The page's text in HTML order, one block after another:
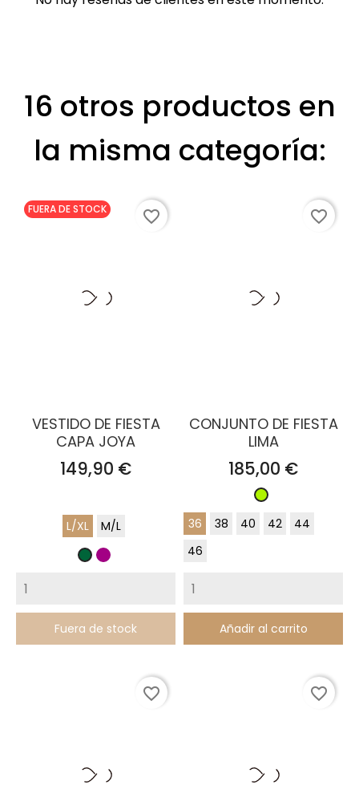
16 otros productos en
la misma categoría:
VESTIDO DE FIESTA
CAPA JOYA
Precio
149,90 €
L/XL
M/L
VerdeBuganvilla
Fuera de stock
FUERA DE STOCK favorite_border
CONJUNTO DE FIESTA
LIMA
Precio
185,00 €
Lima
36
38 40 42
44
46
Añadir al carrito
favorite_border
favorite_border favorite_border